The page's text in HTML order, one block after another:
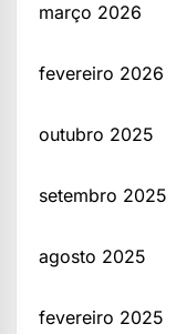
março 2026
fevereiro 2026
outubro 2025
setembro 2025
agosto 2025
fevereiro 2025